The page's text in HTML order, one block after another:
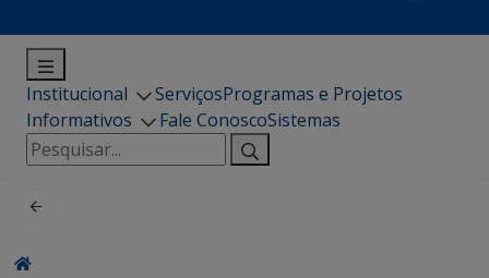
Institucional ServiçosProgramas e Projetos
Informativos
Fale ConoscoSistemas
Pesquisar
por: